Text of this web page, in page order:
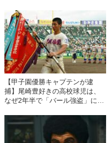
【甲子園優勝キャプテンが逮
捕】尾崎豊好きの高校球児は、
なぜ2年半で「バール強盗」に転